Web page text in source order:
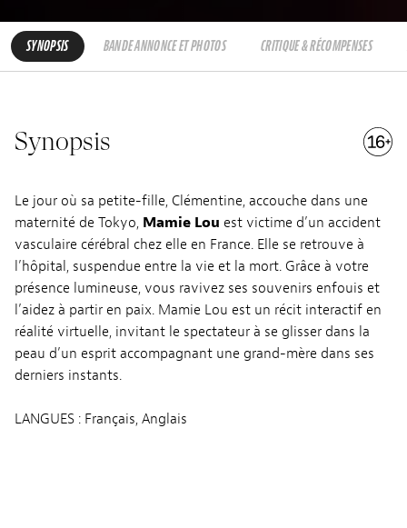
SYNOPSIS BANDE ANNONCE ET PHOTOS CRITIQUE & RÉCOMPENSES
Synopsis
Le jour où sa petite-fille, Clémentine, accouche dans une
maternité de Tokyo, Mamie Lou est victime d’un accident
vasculaire cérébral chez elle en France. Elle se retrouve à
l’hôpital, suspendue entre la vie et la mort. Grâce à votre
présence lumineuse, vous ravivez ses souvenirs enfouis et
l’aidez à partir en paix. Mamie Lou est un récit interactif en
réalité virtuelle, invitant le spectateur à se glisser dans la
peau d’un esprit accompagnant une grand-mère dans ses
derniers instants.
LANGUES : Français, Anglais